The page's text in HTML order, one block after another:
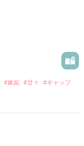
#嫉妬 #甘々 #ギャップ